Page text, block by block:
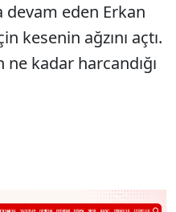
devam eden Erkan
kesenin ağzını açtı.
kadar harcandığı